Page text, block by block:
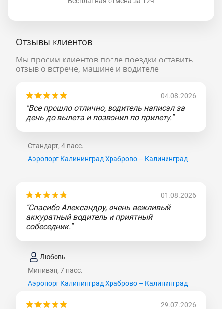
Отзывы клиентов
Мы просим клиентов после поездки оставить
отзыв о встрече, машине и водителе
04.08.2026
"Все прошло отлично, водитель написал за
день до вылета и позвонил по прилету."
Стандарт, 4 пасс.
Аэропорт Калининград Храброво – Калининград
01.08.2026
"Спасибо Александру, очень вежливый
аккуратный водитель и приятный
собеседник."
Любовь
Минивэн, 7 пасс.
Аэропорт Калининград Храброво – Калининград
29.07.2026